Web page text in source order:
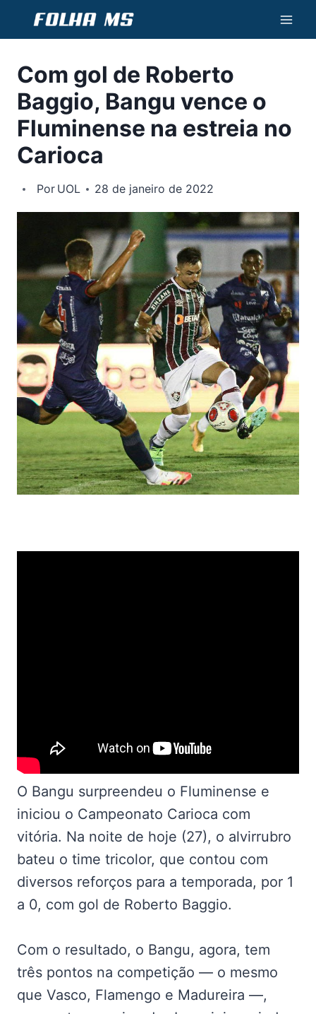
Conteúdo
Com gol de Roberto
Baggio, Bangu vence o
Fluminense na estreia no
Carioca
Por UOL 28 de janeiro de 2022
O Bangu surpreendeu o Fluminense e
iniciou o Campeonato Carioca com
vitória. Na noite de hoje (27), o alvirrubro
bateu o time tricolor, que contou com
diversos reforços para a temporada, por 1
a 0, com gol de Roberto Baggio.
Com o resultado, o Bangu, agora, tem
três pontos na competição — o mesmo
que Vasco, Flamengo e Madureira —,